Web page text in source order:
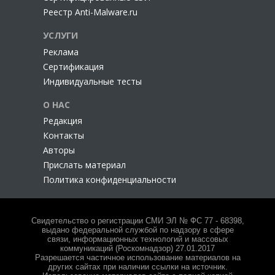
Записывать информацию о привилегированных
случае работы из командной строки;
Использовать мощные средства поиска при анализе
записей привилегированных сессий в процессе
Изолировать (проксировать) привилегированные
сессии;
Обеспечивать доступность и отказоустойчивость.
Реестр Anti-Malware.ru
УСЛУГИ
Реклама
Сертификация
Индивидуальные тесты
О НАС
Редакция
Контакты
Авторы
Прислать материал
Политика конфиденциальности
Свидетельство о регистрации СМИ ЭЛ № ФС 77 - 68398,
выдано федеральной службой по надзору в сфере
связи, информационных технологий и массовых
коммуникаций (Роскомнадзор) 27.01.2017
Разрешается частичное использование материалов на
других сайтах при наличии ссылки на источник.